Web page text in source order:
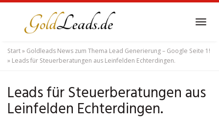
content
Start» Goldleads News zum Thema Lead Generierung – Google Seite 1!
» Leads für Steuerberatungen aus Leinfelden Echterdingen.
Leads für Steuerberatungen aus
Leinfelden Echterdingen.